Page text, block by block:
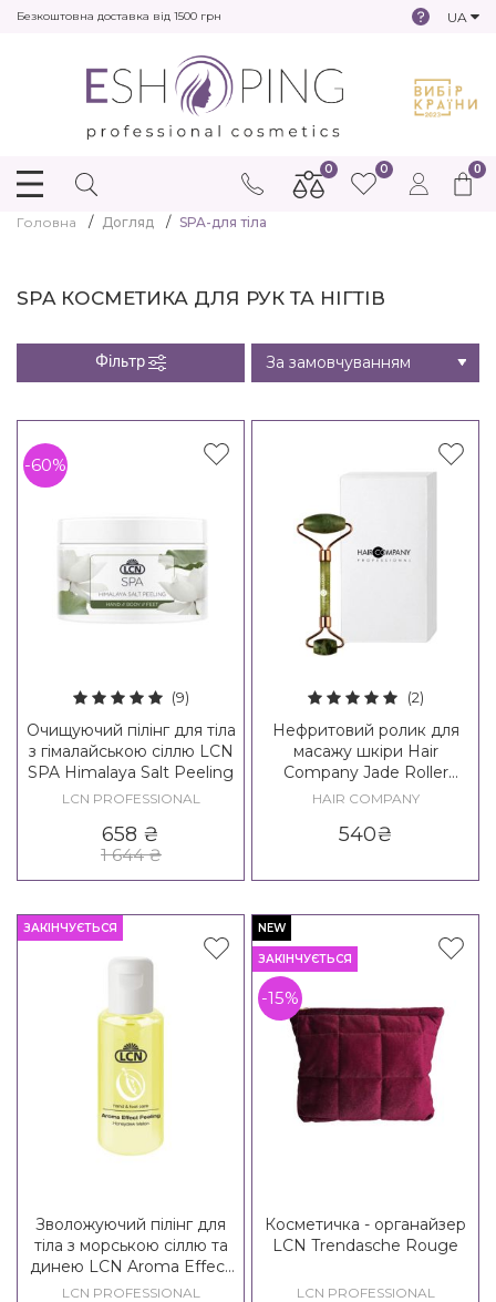
Безкоштовна доставка від 1500 грн UA
0
0 0
Головна Догляд SPA-для тіла
SPA КОСМЕТИКА ДЛЯ РУК ТА НІГТІВ
Фільтр
-60%
(9)
Очищуючий пілінг для тіла
з гімалайською сіллю LCN
SPA Himalaya Salt Peeling
LCN PROFESSIONAL
658 ₴
1 644₴
(2)
Нефритовий ролик для
масажу шкіри Hair
Company Jade Roller
Beauty Routine
HAIR COMPANY
540₴
ЗАКІНЧУЄТЬСЯ
Зволожуючий пілінг для
тіла з морською сіллю та
динею LCN Aroma Effect
Peeling Honeydew Melon
LCN PROFESSIONAL
NEW
ЗАКІНЧУЄТЬСЯ
-15%
Косметичка - органайзер
LCN Trendasche Rouge
LCN PROFESSIONAL